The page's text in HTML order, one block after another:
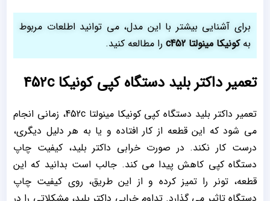
برای آشنایی بیشتر با این مدل، می توانید اطلعات مربوط
بهکونیکا مینولتا c452 را مطالعه کنید.
تعمیر داکتر بلید دستگاه کپی کونیکا 452c
تعمیر داکتر بلید دستگاه کپی کونیکا مینولتا 452c، زمانی انجام
می شود که این قطعه از کار افتاده و یا به هر دلیل دیگری،
درست کار نکند. در صورت خرابی داکتر بلید، کیفیت چاپ
دستگاه کپی کاهش پیدا می کند. جالب است بدانید که این
قطعه، تونر را تمیز کرده و از اين طريق، روی كيفيت چاپ